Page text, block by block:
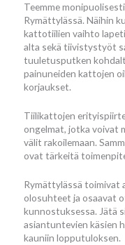
Teemme
Rymättylässä. Näihin
kattotiilien vaihto
alta sekä tiivistystyöt
tuuletusputken
painuneiden kattojen
korjaukset.
Tiilikattojen
ongelmat, jotka voivat
välit rakoilemaan.
ovat tärkeitä
Rymättylässä toimivat
olosuhteet ja osaavat
kunnostuksessa. Jätä
asiantuntevien käsien
kauniin lopputuloksen.